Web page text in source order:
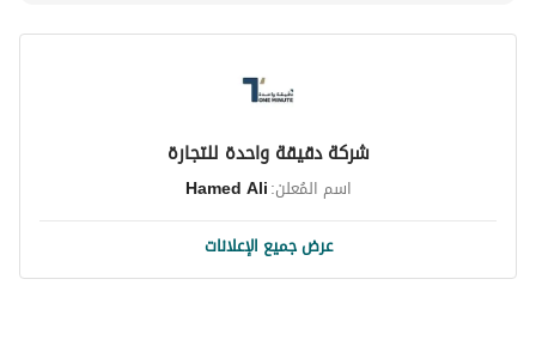
شركة دقيقة واحدة للتجارة
اسم المُعلن:Hamed Ali
عرض جميع الإعلانات